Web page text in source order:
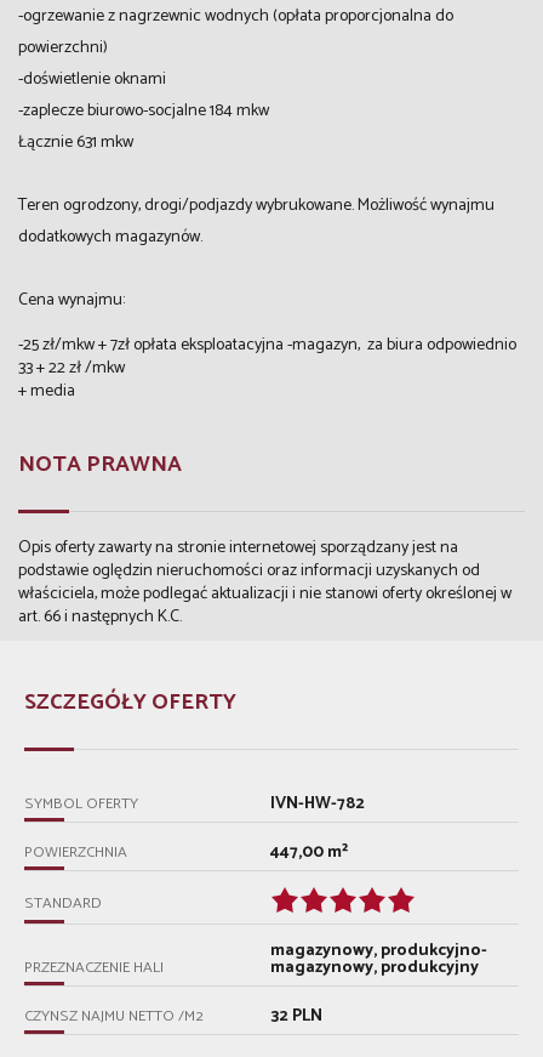
-ogrzewanie z nagrzewnic wodnych (opłata proporcjonalna do
powierzchni)
-doświetlenie oknami
-zaplecze biurowo-socjalne 184 mkw
Łącznie 631 mkw
Teren ogrodzony, drogi/podjazdy wybrukowane. Możliwość wynajmu
dodatkowych magazynów.
Cena wynajmu:
-25 zł/mkw + 7zł opłata eksploatacyjna -magazyn, za biura odpowiednio
33 + 22 zł /mkw
+ media
NOTA PRAWNA
Opis oferty zawarty na stronie internetowej sporządzany jest na
podstawie oględzin nieruchomości oraz informacji uzyskanych od
właściciela, może podlegać aktualizacji i nie stanowi oferty określonej w
art. 66 i następnych K.C.
SZCZEGÓŁY OFERTY
SYMBOL OFERTY IVN-HW-782
POWIERZCHNIA 447,00 m²
STANDARD
PRZEZNACZENIE HALI
magazynowy, produkcyjno-
magazynowy, produkcyjny
CZYNSZ NAJMU NETTO /M2 32 PLN